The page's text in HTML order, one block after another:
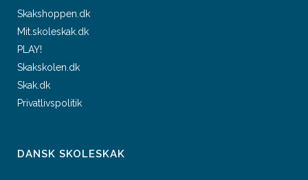
Skakshoppen.dk
Mit.skoleskak.dk
PLAY!
Skakskolen.dk
Skak.dk
Privatlivspolitik
DANSK SKOLESKAK